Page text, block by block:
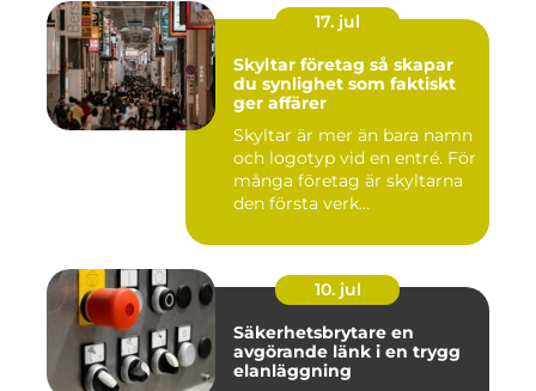
17. jul
Skyltar företag så skapar
du synlighet som faktiskt
ger affärer
Skyltar är mer än bara namn
och logotyp vid en entré. För
många företag är skyltarna
den första verk...
10. jul
Säkerhetsbrytare en
avgörande länk i en trygg
elanläggning